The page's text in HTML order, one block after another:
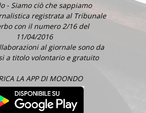
- Siamo ciò che sappiamo
registrata al Tribunale
con il numero 2/16 del
11/04/2016
al giornale sono da
a titolo volontario e gratuito
LA APP DI MOONDO